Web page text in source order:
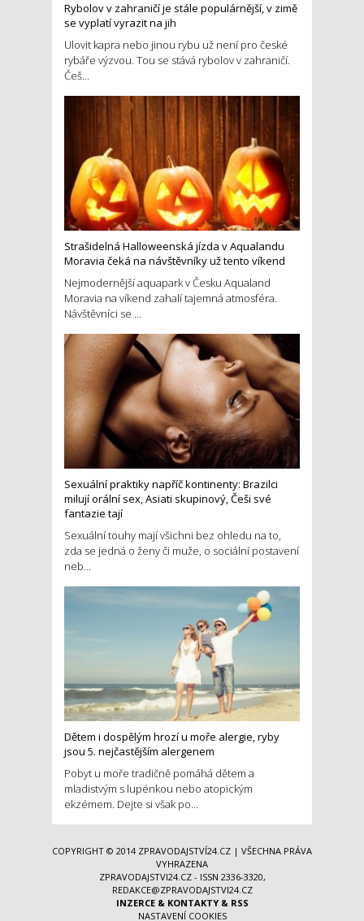
Rybolov v zahraničí je stále populárnější, v zimě
se vyplatí vyrazit na jih
Ulovit kapra nebo jinou rybu už není pro české
rybáře výzvou. Tou se stává rybolov v zahraničí.
Češ...
Strašidelná Halloweenská jízda v Aqualandu
Moravia čeká na návštěvníky už tento víkend
Nejmodernější aquapark v Česku Aqualand
Moravia na víkend zahalí tajemná atmosféra.
Návštěvníci se ...
Sexuální praktiky napříč kontinenty: Brazilci
milují orální sex, Asiati skupinový, Češi své
fantazie tají
Sexuální touhy mají všichni bez ohledu na to,
zda se jedná o ženy či muže, o sociální postavení
neb...
Dětem i dospělým hrozí u moře alergie, ryby
jsou 5. nejčastějším alergenem
Pobyt u moře tradičně pomáhá dětem a
mladistvým s lupénkou nebo atopickým
ekzémem. Dejte si však po...
COPYRIGHT © 2014 ZPRAVODAJSTVÍ24.CZ | VŠECHNA PRÁVA
VYHRAZENA
ZPRAVODAJSTVI24.CZ - ISSN 2336-3320,
REDAKCE@ZPRAVODAJSTVI24.CZ
INZERCE& KONTAKTY& RSS
NASTAVENÍ COOKIES